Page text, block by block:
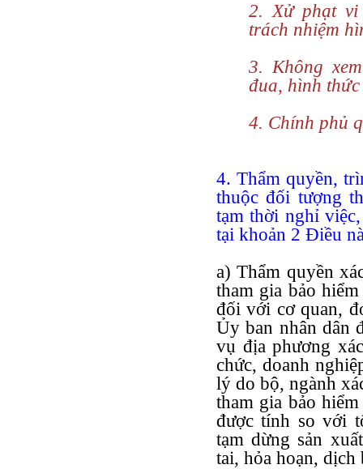
2. Xử phạt vi
trách nhiệm
3. Không
đua, hình
4. Chính phủ
4. Thẩm quyền,
thuộc đối tượng
tạm thời nghỉ
tại khoản 2 Điều
a) Thẩm quyền
tham gia bảo
đối với cơ quan,
Ủy ban nhân dân
vụ địa phương
chức, doanh
lý do bộ, ngành
tham gia bảo
được tính so với
tạm dừng sản
tai, hỏa hoạn, dịch